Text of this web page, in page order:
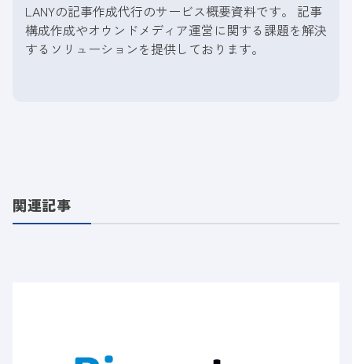
LANYの記事作成代行のサービス概要資料です。 記事
構成作成やオウンドメディア運営に関する課題を解決
するソリューションを提供しております。
関連記事